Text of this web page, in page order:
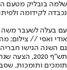
נכבדה לקידומה
עם בעלה לשעבר משה
אודי ואסי // צילום:
גם השנה הגישו
תומכים ותומכות,